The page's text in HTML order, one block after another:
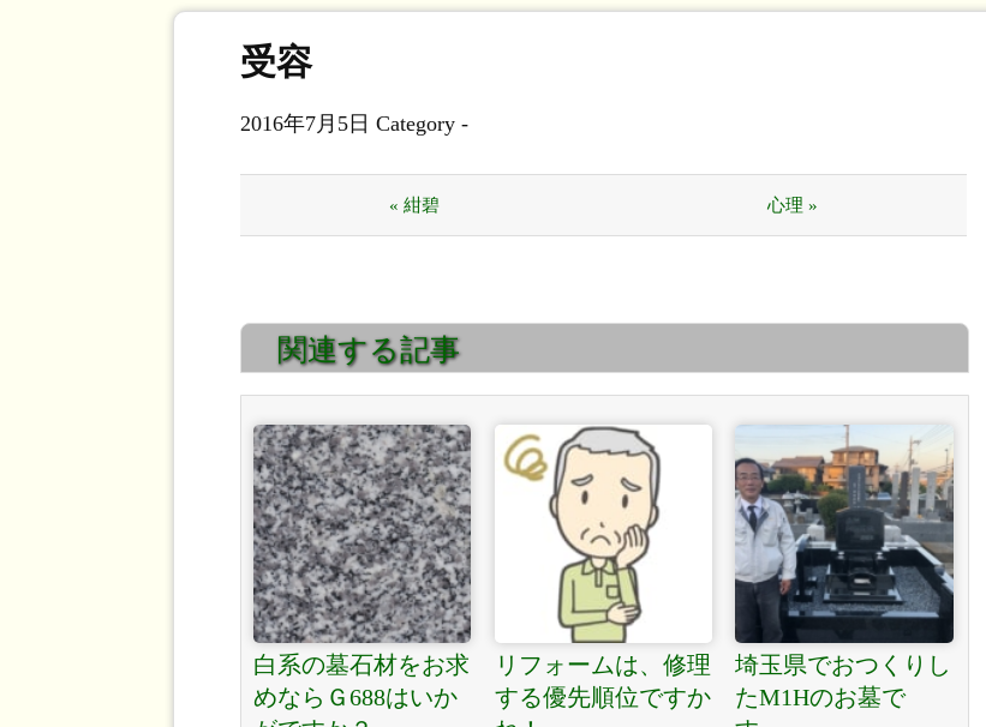
受容
2016年7月5日 Category -
« 紺碧 心理 »
関連する記事
白系の墓石材をお求
めならＧ688はいか
リフォームは、修理
する優先順位ですか
埼玉県でおつくりし
たM1Hのお墓で